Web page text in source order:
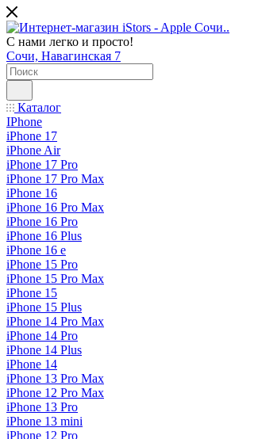
С нами легко и просто!
Сочи, Навагинская 7
Каталог
IPhone
iPhone 17
iPhone Air
iPhone 17 Pro
iPhone 17 Pro Max
iPhone 16
iPhone 16 Pro Max
iPhone 16 Pro
iPhone 16 Plus
iPhone 16 e
iPhone 15 Pro
iPhone 15 Pro Max
iPhone 15
iPhone 15 Plus
iPhone 14 Pro Max
iPhone 14 Pro
iPhone 14 Plus
iPhone 14
iPhone 13 Pro Max
iPhone 12 Pro Max
iPhone 13 Pro
iPhone 13 mini
iPhone 12 Pro